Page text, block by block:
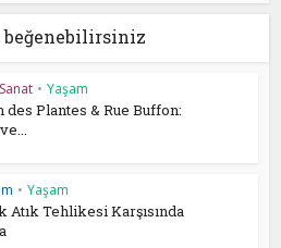
beğenebilirsiniz
• Yaşam
des Plantes & Rue Buffon:
• Yaşam
Atık Tehlikesi Karşısında